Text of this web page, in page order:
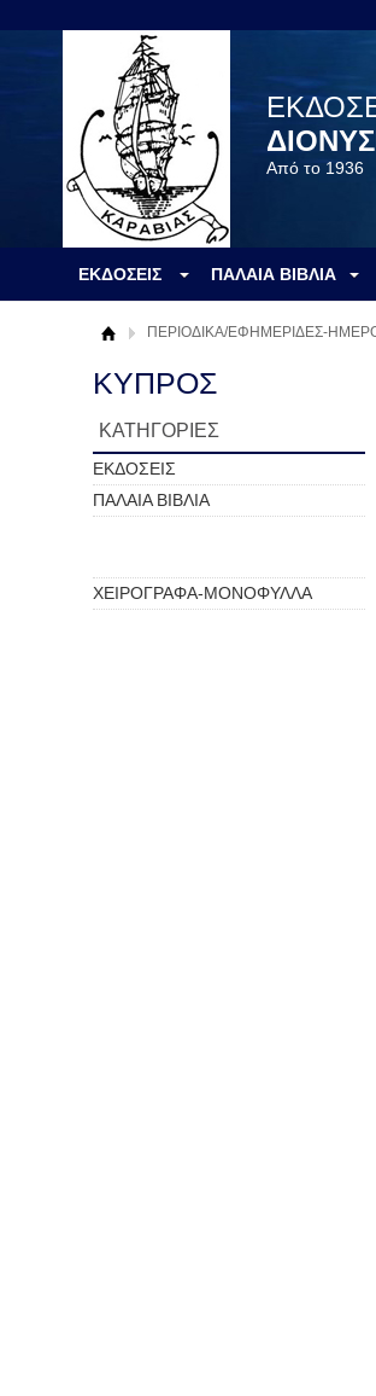
Από το 1936
ΕΚΔΟΣΕΙΣ ΠΑΛΑΙΑ ΒΙΒΛΙΑ
ΠΕΡΙΟΔΙΚΑ/ΕΦΗΜΕΡΙΔΕΣ-
ΚΥΠΡΟΣ
ΚΑΤΗΓΟΡΙΕΣ
ΕΚΔΟΣΕΙΣ
ΠΑΛΑΙΑ ΒΙΒΛΙΑ
ΧΕΙΡΟΓΡΑΦΑ-ΜΟΝΟΦΥΛΛΑ